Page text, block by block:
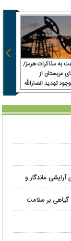
به مذاکرات هرمز/
عربستان از
تهدید انصارالله
ماندگار و
گیاهی بر سلامت